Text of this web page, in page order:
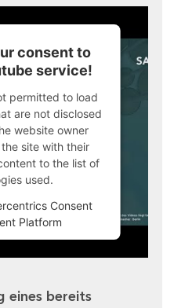
consent to
service!
permitted to load
are not disclosed
website owner
site with their
to the list of
used.
Consent
Platform
eines bereits